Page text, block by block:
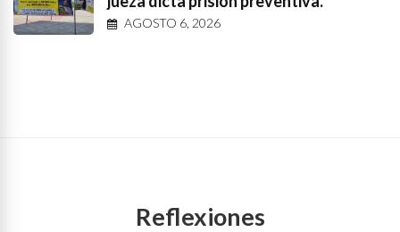
AGOSTO 6, 2026
Reflexiones